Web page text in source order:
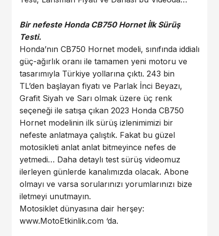
Bir nefeste Honda CB750 Hornet İlk Sürüş
Testi.
Honda’nın CB750 Hornet modeli, sınıfında iddialı
güç-ağırlık oranı ile tamamen yeni motoru ve
tasarımıyla Türkiye yollarına çıktı. 243 bin
TL’den başlayan fiyatı ve Parlak İnci Beyazı,
Grafit Siyah ve Sarı olmak üzere üç renk
seçeneği ile satışa çıkan 2023 Honda CB750
Hornet modelinin ilk sürüş izlenimimizi bir
nefeste anlatmaya çalıştık. Fakat bu güzel
motosikleti anlat anlat bitmeyince nefes de
yetmedi… Daha detaylı test sürüş videomuz
ilerleyen günlerde kanalımızda olacak. Abone
olmayı ve varsa sorularınızı yorumlarınızı bize
iletmeyi unutmayın.
Motosiklet dünyasına dair herşey:
www.MotoEtkinlik.com ‘da.